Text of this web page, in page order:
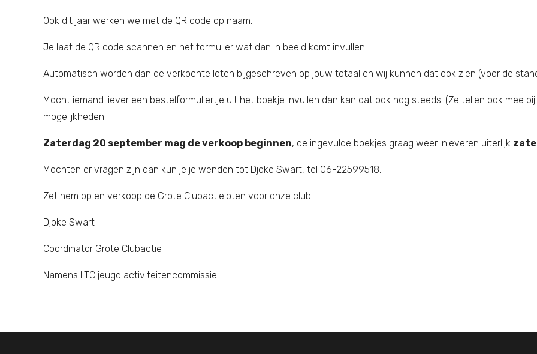
Ook dit jaar werken we met de QR code op naam.
Je laat de QR code scannen en het formulier wat dan in beeld komt invullen.
Automatisch worden dan de verkochte loten bijgeschreven op jouw totaal en wij kunnen dat ook zien (voor de
Mocht iemand liever een bestelformuliertje uit het boekje invullen dan kan dat ook nog steeds. (Ze tellen ook mee
mogelijkheden.
Zaterdag 20 september mag de verkoop beginnen, de ingevulde boekjes graag weer inleveren uiterlijk
Mochten er vragen zijn dan kun je je wenden tot Djoke Swart, tel 06-22599518.
Zet hem op en verkoop de Grote Clubactieloten voor onze club.
Djoke Swart
Coördinator Grote Clubactie
Namens LTC jeugd activiteitencommissie